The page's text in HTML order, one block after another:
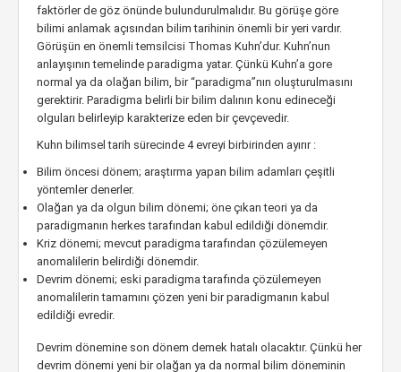
faktörler de göz önünde bulundurulmalıdır. Bu görüşe göre
bilimi anlamak açısından bilim tarihinin önemli bir yeri vardır.
Görüşün en önemli temsilcisi Thomas Kuhn’dur. Kuhn’nun
anlayışının temelinde paradigma yatar. Çünkü Kuhn’a gore
normal ya da olağan bilim, bir “paradigma”nın oluşturulmasını
gerektirir. Paradigma belirli bir bilim dalının konu edineceği
olguları belirleyip karakterize eden bir çevçevedir.
Kuhn bilimsel tarih sürecinde 4 evreyi birbirinden ayırır :
Bilim öncesi dönem; araştırma yapan bilim adamları çeşitli
yöntemler denerler.
Olağan ya da olgun bilim dönemi; öne çıkan teori ya da
paradigmanın herkes tarafından kabul edildiği dönemdir.
Kriz dönemi; mevcut paradigma tarafından çözülemeyen
anomalilerin belirdiği dönemdir.
Devrim dönemi; eski paradigma tarafında çözülemeyen
anomalilerin tamamını çözen yeni bir paradigmanın kabul
edildiği evredir.
Devrim dönemine son dönem demek hatalı olacaktır. Çünkü her
devrim dönemi yeni bir olağan ya da normal bilim döneminin